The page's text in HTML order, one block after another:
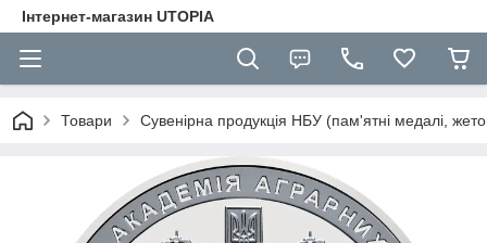
Інтернет-магазин UTOPIA
Товари Сувенірна продукція НБУ (пам'ятні медалі,